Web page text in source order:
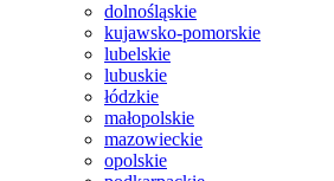
dolnośląskie
kujawsko-pomorskie
lubelskie
lubuskie
łódzkie
małopolskie
mazowieckie
opolskie